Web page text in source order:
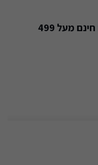
משלוח חינם מעל 499